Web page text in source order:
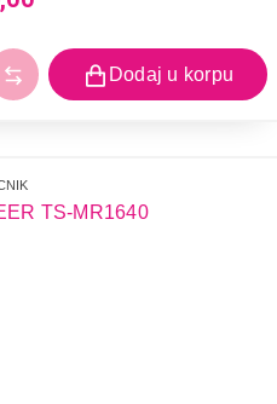
Ukupno u korpi: